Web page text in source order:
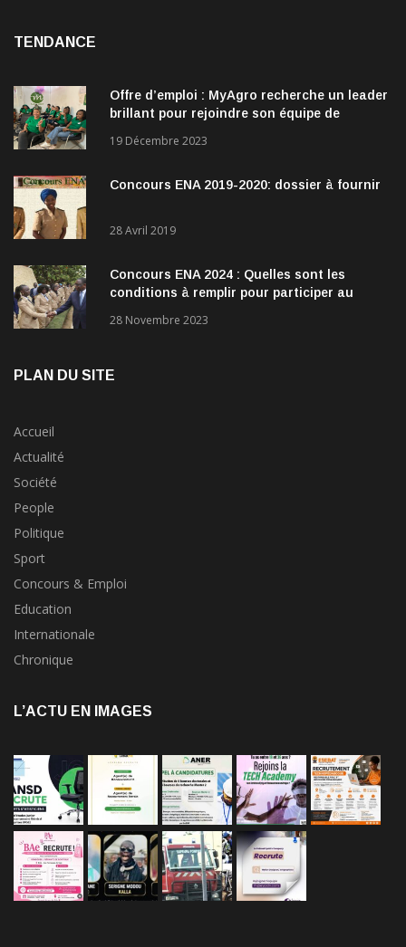
TENDANCE
Offre d’emploi : MyAgro recherche un leader
brillant pour rejoindre son équipe de
19 Décembre 2023
Concours ENA 2019-2020: dossier à fournir
28 Avril 2019
Concours ENA 2024 : Quelles sont les
conditions à remplir pour participer au
28 Novembre 2023
PLAN DU SITE
Accueil
Actualité
Société
People
Politique
Sport
Concours & Emploi
Education
Internationale
Chronique
L’ACTU EN IMAGES